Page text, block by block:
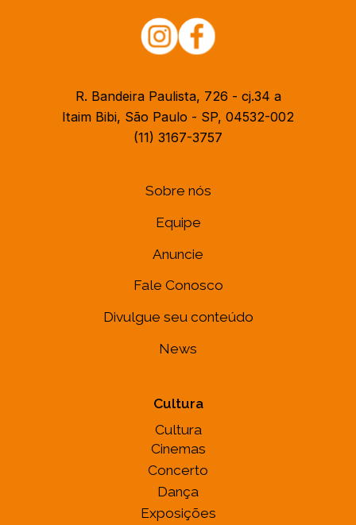
R. Bandeira Paulista, 726 - cj.34 a
Itaim Bibi, São Paulo - SP, 04532-002
(11) 3167-3757
Sobre nós
Equipe
Anuncie
Fale Conosco
Divulgue seu conteúdo
News
Cultura
Cultura
Cinemas
Concerto
Dança
Exposições